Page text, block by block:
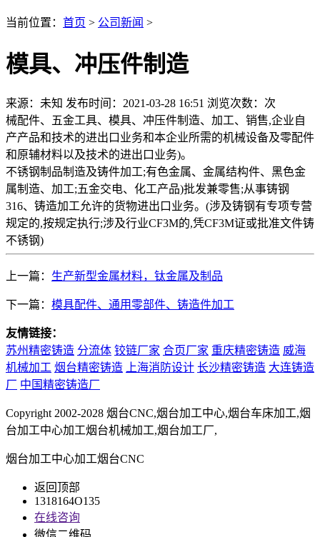
当前位置： 首页 > 公司新闻 >
模具、冲压件制造
来源：未知 发布时间：2021-03-28 16:51 浏览次数： 次
械配件、五金工具、模具、冲压件制造、加工、销售,企业自
产产品和技术的进出口业务和本企业所需的机械设备及零配件
和原辅材料以及技术的进出口业务)。
不锈钢制品制造及铸件加工;有色金属、金属结构件、黑色金
属制造、加工;五金交电、化工产品)批发兼零售;从事铸钢
316、铸造加工允许的货物进出口业务。(涉及铸钢有专项专营
规定的,按规定执行;涉及行业CF3M的,凭CF3M证或批准文件铸
不锈钢)
上一篇： 生产新型金属材料，钛金属及制品
下一篇： 模具配件、通用零部件、铸造件加工
友情链接：
苏州精密铸造 分流体 铰链厂家 合页厂家 重庆精密铸造 威海
机械加工 烟台精密铸造 上海消防设计 长沙精密铸造 大连铸造
厂 中国精密铸造厂
Copyright 2002-2028 烟台CNC,烟台加工中心,烟台车床加工,烟
台加工中心加工烟台机械加工,烟台加工厂,
烟台加工中心加工烟台CNC
返回顶部
1318164O135
在线咨询
微信二维码